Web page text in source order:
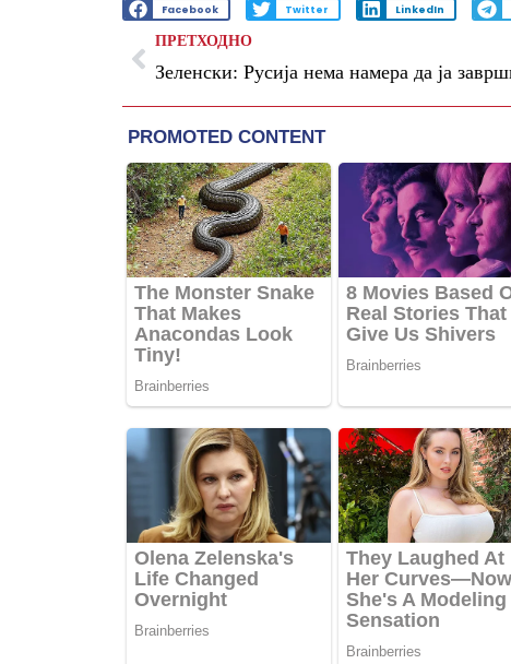
Facebook Twitter LinkedIn
ПРЕТХОДНО